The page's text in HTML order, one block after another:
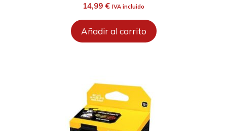
14,99 € IVA incluido
Añadir al carrito